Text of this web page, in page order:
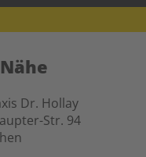
Dr. Hollay
Str. 94